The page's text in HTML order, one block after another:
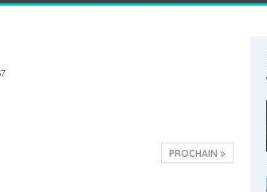
PROCHAIN